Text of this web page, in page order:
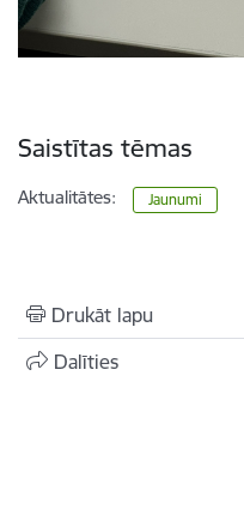
Saistītas tēmas
Aktualitātes: Jaunumi
Drukāt lapu
Dalīties